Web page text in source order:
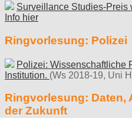
Surveillance Studies-Preis
Info hier
Ringvorlesung: Polizei
Polizei: Wissenschaftliche
Institution. (Ws 2018-19, Uni
Ringvorlesung: Daten,
der Zukunft